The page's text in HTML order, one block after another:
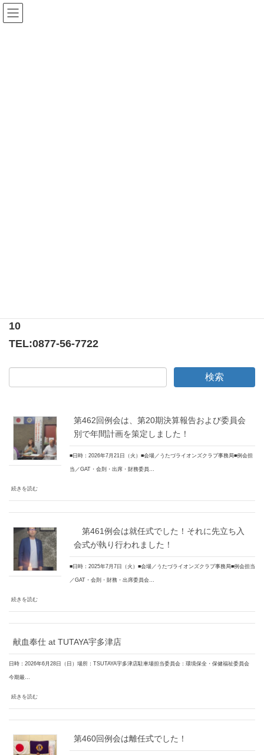
10
TEL:0877-56-7722
第462回例会は、第20期決算報告および委員会
別で年間計画を策定しました！
■日時：2026年7月21日（火）■会場／うたづライオンズクラブ事務局■例会担
当／GAT・会則・出席・財務委員…
続きを読む
第461例会は就任式でした！それに先立ち入
会式が執り行われました！
■日時：2025年7月7日（火）■会場／うたづライオンズクラブ事務局■例会担当
／GAT・会則・財務・出席委員会…
続きを読む
献血奉仕 at TUTAYA宇多津店
日時：2026年6月28日（日）場所：TSUTAYA宇多津店駐車場担当委員会：環境保全・保健福祉委員会
今期最…
続きを読む
第460回例会は離任式でした！